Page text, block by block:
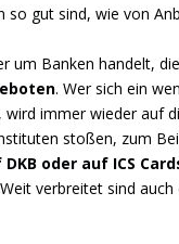
so gut sind, wie von
um Banken handelt,
. Wer sich ein
immer wieder auf
stoßen, zum
oder auf ICS
verbreitet sind